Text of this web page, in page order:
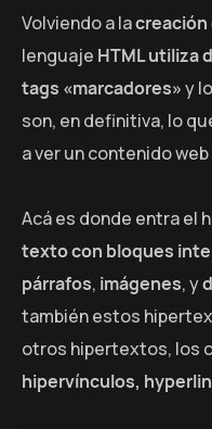
Volviendo a lacreación
lenguaje HTML utiliza
tags «marcadores»y
son, en definitiva, lo
a ver un contenido
Acá es donde entra el
texto con bloques
párrafos, imágenes, y
también estos
otros hipertextos, los
hipervínculos,